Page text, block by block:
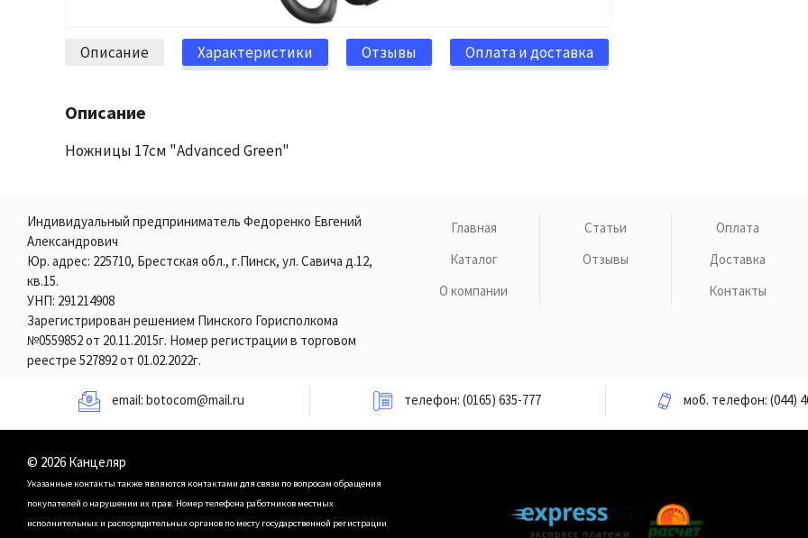
Описание Характеристики Отзывы Оплата и доставка
Описание
Ножницы 17см "Advanced Green"
Индивидуальный предприниматель Федоренко Евгений
Александрович
Юр. адрес: 225710, Брестская обл., г.Пинск, ул. Савича д.12,
кв.15.
УНП: 291214908
Зарегистрирован решением Пинского Горисполкома
№0559852 от 20.11.2015г. Номер регистрации в торговом
реестре 527892 от 01.02.2022г.
Главная
Каталог
О компании
Статьи
Отзывы
Оплата
Доставка
Контакты
email: botocom@mail.ru телефон:(0165) 635-777 моб. телефон:(044)
© 2026 Канцеляр
Указанные контакты также являются контактами для связи по вопросам обращения
покупателей о нарушении их прав. Номер телефона работников местных
исполнительных и распорядительных органов по месту государственной регистрации